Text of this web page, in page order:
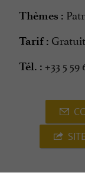
Thèmes :
Tarif : Gratuit
Tél. : +33 5 59